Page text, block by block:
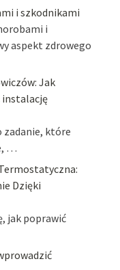
i szkodnikami
i
aspekt zdrowego
Jak
instalację
które
…
Dzięki
jak poprawić